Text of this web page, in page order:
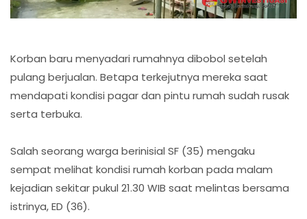
Korban baru menyadari rumahnya dibobol setelah
pulang berjualan. Betapa terkejutnya mereka saat
mendapati kondisi pagar dan pintu rumah sudah rusak
serta terbuka.
Salah seorang warga berinisial SF (35) mengaku
sempat melihat kondisi rumah korban pada malam
kejadian sekitar pukul 21.30 WIB saat melintas bersama
istrinya, ED (36).